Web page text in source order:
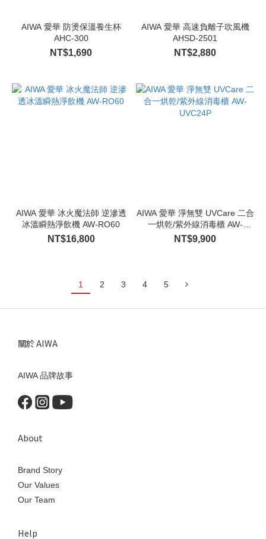
AIWA 愛華 防燙保溫養生杯
AHC-300
NT$1,690
AIWA 愛華 高速負離子吹風機
AHSD-2501
NT$2,880
AIWA 愛華 冰火魔法師 逆滲透
冰溫瞬熱淨飲機 AW-RO60
NT$16,800
AIWA 愛華 淨無雙 UVCare 二合
一烘乾/紫外線消毒櫃 AW-
UVC24P
NT$9,900
1 2 3 4 5
關於 AIWA
AIWA 品牌故事
About
Brand Story
Our Values
Our Team
Help